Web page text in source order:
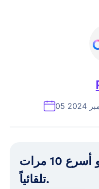
2024
نمو أسرع 10 مرات Instagram .
تلقائياً.